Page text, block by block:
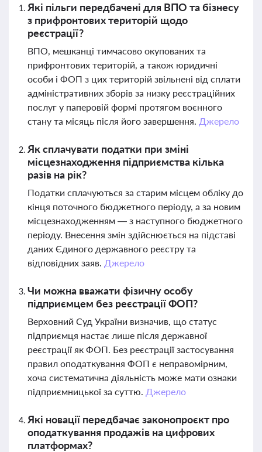
Які пільги передбачені для ВПО та бізнесу
з прифронтових територій щодо
реєстрації?
ВПО, мешканці тимчасово окупованих та
прифронтових територій, а також юридичні
особи і ФОП з цих територій звільнені від сплати
адміністративних зборів за низку реєстраційних
послуг у паперовій формі протягом воєнного
стану та місяць після його завершення. Джерело
Як сплачувати податки при зміні
місцезнаходження підприємства кілька
разів на рік?
Податки сплачуються за старим місцем обліку до
кінця поточного бюджетного періоду, а за новим
місцезнаходженням — з наступного бюджетного
періоду. Внесення змін здійснюється на підставі
даних Єдиного державного реєстру та
відповідних заяв. Джерело
Чи можна вважати фізичну особу
підприємцем без реєстрації ФОП?
Верховний Суд України визначив, що статус
підприємця настає лише після державної
реєстрації як ФОП. Без реєстрації застосування
правил оподаткування ФОП є неправомірним,
хоча систематична діяльність може мати ознаки
підприємницької за суттю. Джерело
Які новації передбачає законопроєкт про
оподаткування продажів на цифрових
платформах?